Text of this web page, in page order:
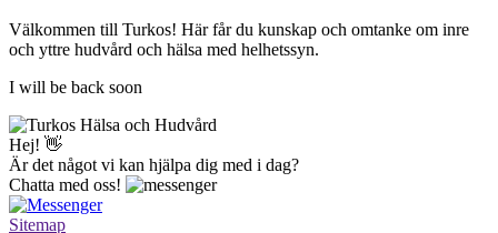
Välkommen till Turkos! Här får du kunskap och omtanke om inre
och yttre hudvård och hälsa med helhetssyn.
I will be back soon
Hej! 👋
Är det något vi kan hjälpa dig med i dag?
Chatta med oss!
Sitemap